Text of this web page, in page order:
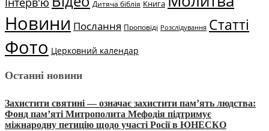
Дитяча біблія Книга
Новини Послання Проповіді Розслідування Статті
Фото Церковний календар
Останні новини
Захистити святині — означає захистити пам’ять людства:
Фонд пам’яті Митрополита Мефодія підтримує
міжнародну петицію щодо участі Росії в ЮНЕСКО